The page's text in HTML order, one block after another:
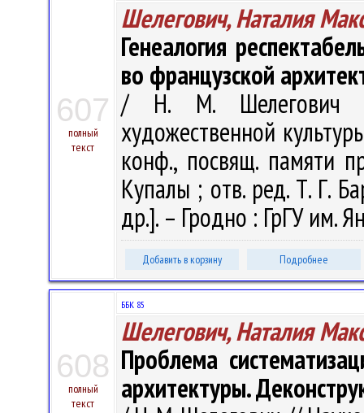
607
полный
текст
Шелегович, Наталия
Генеалогия
во французской
/ Н. М. Шелегович //
художественной
конф., посвящ. памяти
Купалы ; отв. ред. Т. Г.
др.]. – Гродно : ГрГУ им.
Добавить в корзину Подробнее
608
полный
текст
ББК 85
Шелегович, Наталия
Проблема
архитектуры.